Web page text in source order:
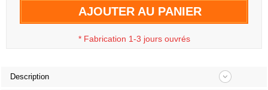
AJOUTER AU PANIER
* Fabrication 1-3 jours ouvrés
Description